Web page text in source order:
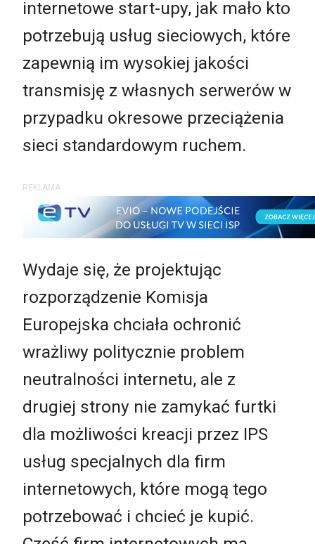
internetowe start-upy, jak mało kto
potrzebują usług sieciowych, które
zapewnią im wysokiej jakości
transmisję z własnych serwerów w
przypadku okresowe przeciążenia
sieci standardowym ruchem.
REKLAMA
Wydaje się, że projektując
rozporządzenie Komisja
Europejska chciała ochronić
wrażliwy politycznie problem
neutralności internetu, ale z
drugiej strony nie zamykać furtki
dla możliwości kreacji przez IPS
usług specjalnych dla firm
internetowych, które mogą tego
potrzebować i chcieć je kupić.